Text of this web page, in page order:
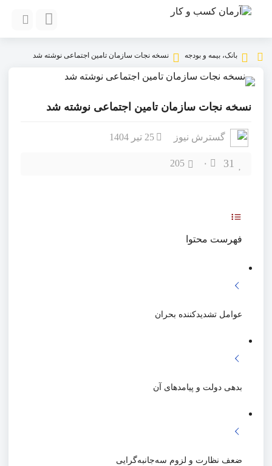
بانک، بیمه و بودجه نسخه نجات سازمان تامین اجتماعی نوشته شد
نسخه نجات سازمان تامین اجتماعی نوشته شد
گسترش نیوز 25 تیر 1404
31 ۰ 205
فهرست محتوا
عوامل تشدیدکننده بحران
بدهی دولت و پیامدهای آن
ضعف نظارت و لزوم سه‌جانبه‌گرایی